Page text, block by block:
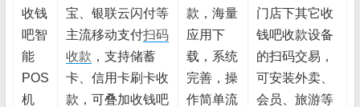
收钱
吧智
能
POS
机
宝、银联云闪付等
主流移动支付扫码
收款 ，支持储蓄
卡、信用卡刷卡收
款，可叠加收钱吧
款，海量
应用下
载，系统
完善，操
作简单流
门店下其它收
钱吧收款设备
的扫码交易，
可安装外卖、
会员、旅游等